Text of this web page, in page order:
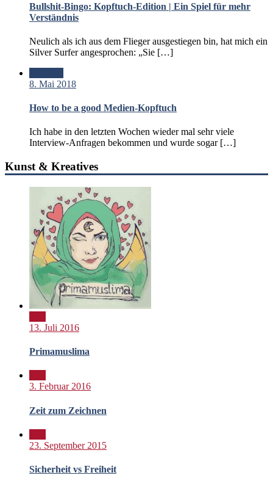
Bullshit-Bingo: Kopftuch-Edition | Ein Spiel für mehr
Verständnis
Neulich als ich aus dem Flieger ausgestiegen bin, hat mich ein
Silver Surfer angesprochen: „Sie […]
8. Mai 2018
How to be a good Medien-Kopftuch
Ich habe in den letzten Wochen wieder mal sehr viele
Interview-Anfragen bekommen und wurde sogar […]
Kunst & Kreatives
13. Juli 2016
Primamuslima
3. Februar 2016
Zeit zum Zeichnen
23. September 2015
Sicherheit vs Freiheit